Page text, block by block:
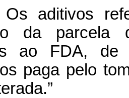
aditivos
da parcela
ao FDA,
paga pelo